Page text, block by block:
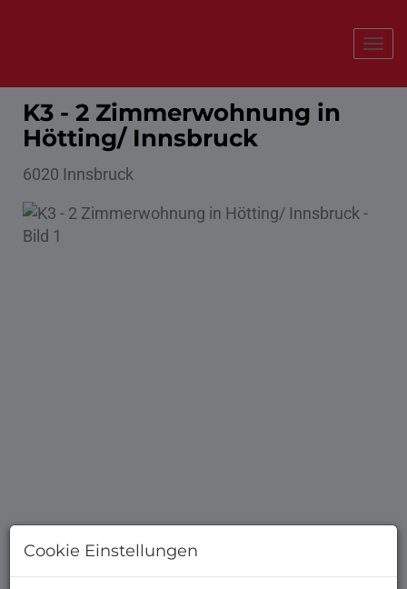
K3 - 2 Zimmerwohnung in
Hötting/ Innsbruck
6020 Innsbruck
Cookie Einstellungen